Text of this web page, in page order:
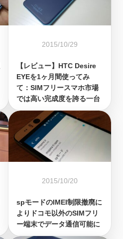
2015/10/29
【レビュー】HTC Desire
EYEを1ヶ月間使ってみ
て：SIMフリースマホ市場
では高い完成度を誇る一台
2015/10/20
spモードのIMEI制限撤廃に
よりドコモ以外のSIMフリ
ー端末でデータ通信可能に